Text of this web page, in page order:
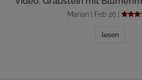
Marian | Feb 26 |
lesen